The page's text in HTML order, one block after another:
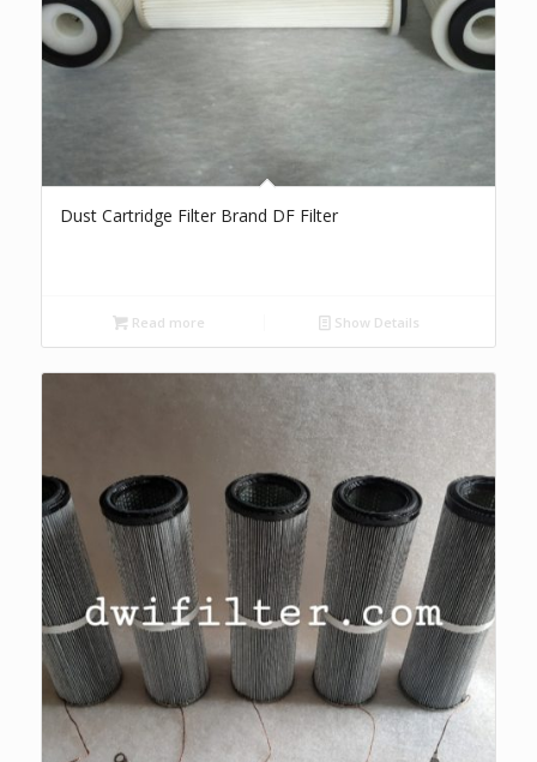
Dust Cartridge Filter Brand DF Filter
Read more Show Details